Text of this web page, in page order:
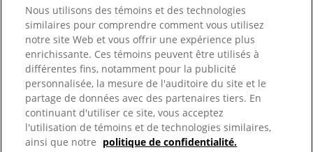
for Good.
Proud to be a
Certified B
Corporation®.
©2026Tom's of Maine, Inc.
Nous utilisons des témoins et des technologies
similaires pour comprendre comment vous utilisez
notre site Web et vous offrir une expérience plus
enrichissante. Ces témoins peuvent être utilisés à
différentes fins, notamment pour la publicité
personnalisée, la mesure de l'auditoire du site et le
partage de données avec des partenaires tiers. En
continuant d'utiliser ce site, vous acceptez
l'utilisation de témoins et de technologies similaires,
ainsi que notre politique de confidentialité.